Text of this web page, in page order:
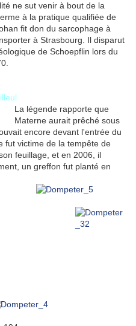
ne sut venir à bout de la
à la pratique qualifiée de
fit don du sarcophage à
à Strasbourg. Il disparut
de Schoepflin lors du
La légende rapporte que
Materne aurait prêché sous
encore devant l'entrée du
fut victime de la tempête de
feuillage, et en 2006, il
un greffon fut planté en